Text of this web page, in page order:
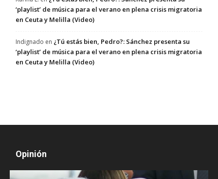
‘playlist’ de música para el verano en plena crisis migratoria
en Ceuta y Melilla (Video)
Indignado en ¿Tú estás bien, Pedro?: Sánchez presenta su
‘playlist’ de música para el verano en plena crisis migratoria
en Ceuta y Melilla (Video)
Opinión